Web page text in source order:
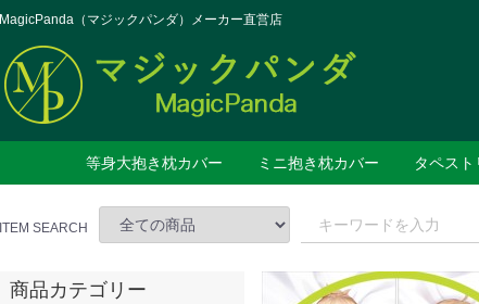
MagicPanda（マジックパンダ）メーカー直営店
ITEM SEARCH
等身大抱き枕カバー
第1季作品
第2季作品
第3季作品
第4季作品
第5季作品
第6季作品
第7季作品
ミニ抱き枕カバー タペスト
商品カテゴリー